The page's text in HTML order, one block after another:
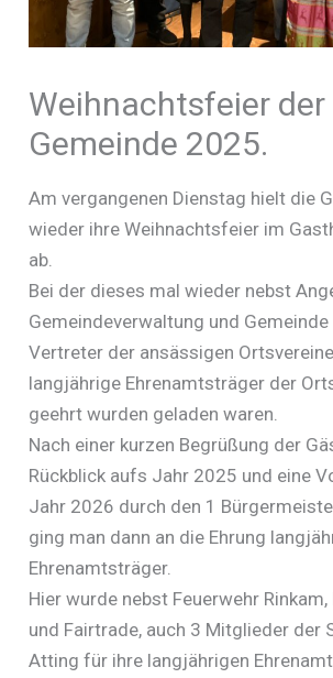
Weihnachtsfeier der
Gemeinde 2025.
Am vergangenen Dienstag hielt die
wieder ihre Weihnachtsfeier im
ab.
Bei der dieses mal wieder nebst
Gemeindeverwaltung und
Vertreter der ansässigen
langjährige Ehrenamtsträger der
geehrt wurden geladen waren.
Nach einer kurzen Begrüßung der
Rückblick aufs Jahr 2025 und eine
Jahr 2026 durch den 1
ging man dann an die Ehrung
Ehrenamtsträger.
Hier wurde nebst Feuerwehr
und Fairtrade, auch 3 Mitglieder der
Atting für ihre langjährigen